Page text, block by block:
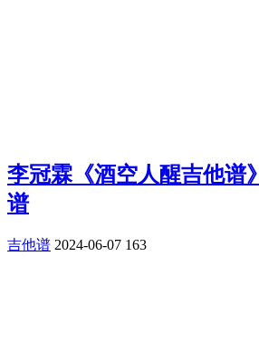
李冠霖《酒空人醒吉他谱
谱
吉他谱 2024-06-07 163